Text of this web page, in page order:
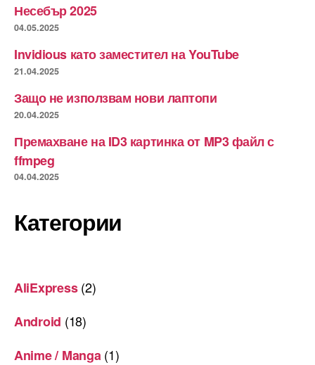
Несебър 2025
04.05.2025
Invidious като заместител на YouTube
21.04.2025
Защо не използвам нови лаптопи
20.04.2025
Премахване на ID3 картинка от MP3 файл с
ffmpeg
04.04.2025
Категории
AliExpress(2)
Android (18)
Anime / Manga(1)